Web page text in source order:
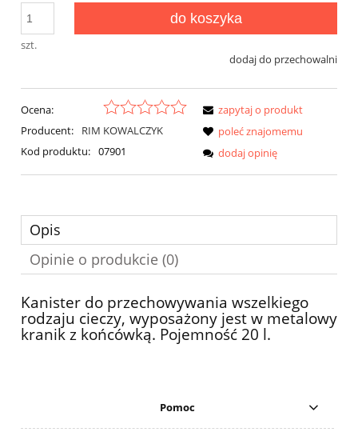
szt.
do koszyka
dodaj do przechowalni
Ocena:
Producent:
RIM KOWALCZYK
Kod produktu: 07901
zapytaj o produkt
poleć znajomemu
dodaj opinię
Opis
Opinie o produkcie (0)
Kanister do przechowywania wszelkiego
rodzaju cieczy, wyposażony jest w metalowy
kranik z końcówką. Pojemność 20 l.
Pomoc